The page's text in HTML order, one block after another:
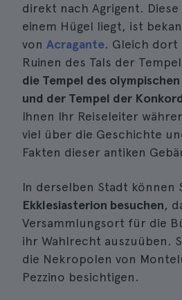
direkt nach Agrigent.
einem Hügel liegt, ist
von Acragante. Gleich dort
Ruinen des Tals der
die Tempel des
und der Tempel der
Ihnen Ihr Reiseleiter
viel über die Geschichte
Fakten dieser antiken
In derselben Stadt können
Ekklesiasterion besuchen,
Versammlungsort für die
ihr Wahlrecht auszuüben.
die Nekropolen von
Pezzino besichtigen.